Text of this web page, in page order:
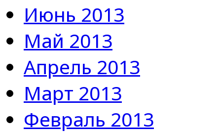
Июнь 2013
Май 2013
Апрель 2013
Март 2013
Февраль 2013